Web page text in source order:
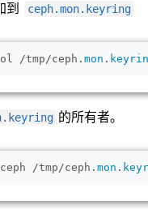
到 ceph.mon.keyring
/tmp/ceph. mon .
的所有者。
/tmp/ceph.mon .